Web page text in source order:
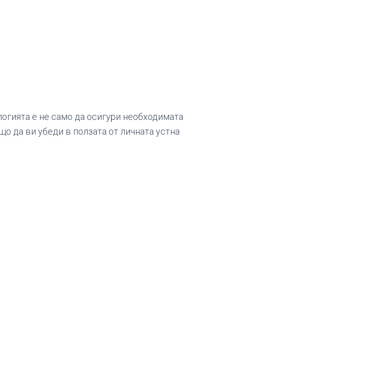
е не само да осигури необходимата
да ви убеди в ползата от личната устна